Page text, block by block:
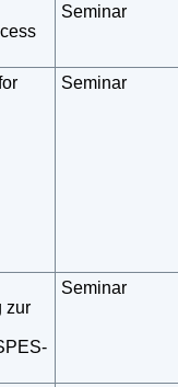
Seminar
Seminar
zur
Seminar